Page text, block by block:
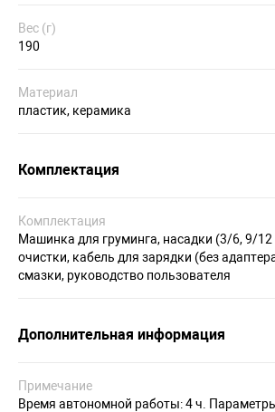
Вес (г)
190
Материал
пластик, керамика
Комплектация
Комплектация
Машинка для груминга, насадки (3/6, 9/
очистки, кабель для зарядки (без
смазки, руководство пользователя
Дополнительная информация
Примечание
Время автономной работы: 4 ч.